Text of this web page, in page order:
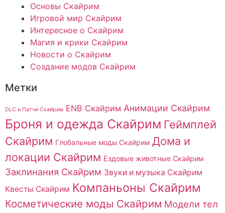
Основы Скайрим
Игровой мир Скайрим
Интересное о Скайрим
Магия и крики Скайрим
Новости о Скайрим
Создание модов Скайрим
Метки
DLC и Патчи Скайрим ENB Скайрим Анимации Скайрим
Броня и одежда Скайрим Геймплей
Скайрим Глобальные моды Скайрим Дома и
локации Скайрим Ездовые животные Скайрим
Заклинания Скайрим Звуки и музыка Скайрим
Квесты Скайрим Компаньоны Скайрим
Косметические моды Скайрим Модели тел